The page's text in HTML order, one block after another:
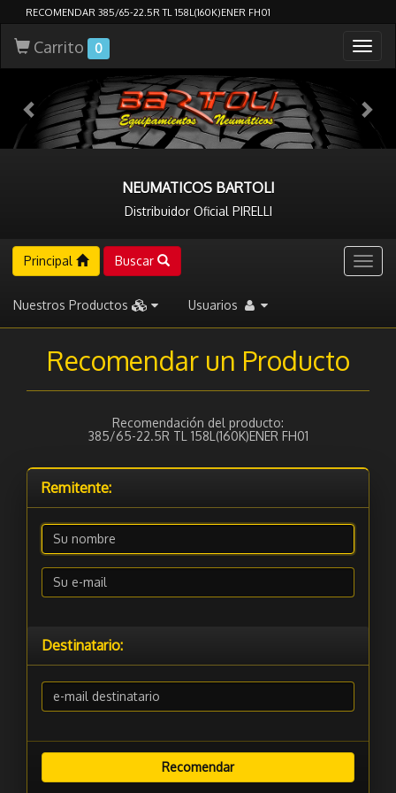
RECOMENDAR 385/65-22.5R TL 158L(160K)ENER FH01
Carrito 0
NEUMATICOS BARTOLI
Distribuidor Oficial PIRELLI
Principal Buscar
Nuestros Productos Usuarios
Recomendar un Producto
Recomendación del producto:
385/65-22.5R TL 158L(160K)ENER FH01
Remitente:
Destinatario: